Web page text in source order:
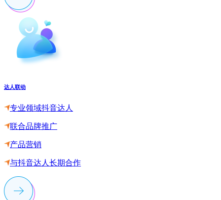
达人联动
专业领域抖音达人
联合品牌推广
产品营销
与抖音达人长期合作